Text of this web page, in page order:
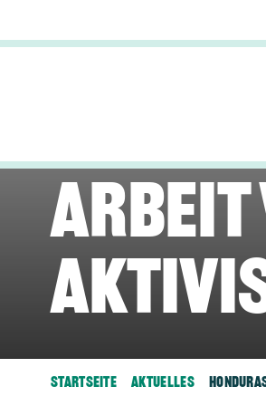
neue
Manu
Arbeit
Startseite Aktuelles